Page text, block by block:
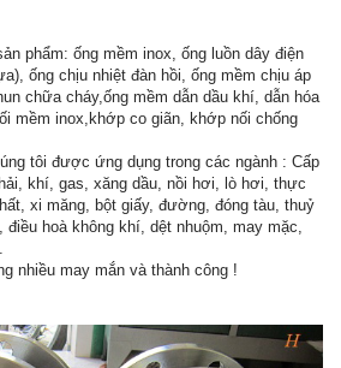
phẩm: ống mềm inox, ống luồn dây điện
ống chịu nhiệt đàn hồi, ống mềm chịu áp
chữa cháy,ống mềm dẫn dầu khí, dẫn hóa
mềm inox,khớp co giãn, khớp nối chống
tôi được ứng dụng trong các ngành : Cấp
khí, gas, xăng dầu, nồi hơi, lò hơi, thực
xi măng, bột giấy, đường, đóng tàu, thuỷ
điều hoà không khí, dệt nhuộm, may mặc,
nhiều may mắn và thành công !